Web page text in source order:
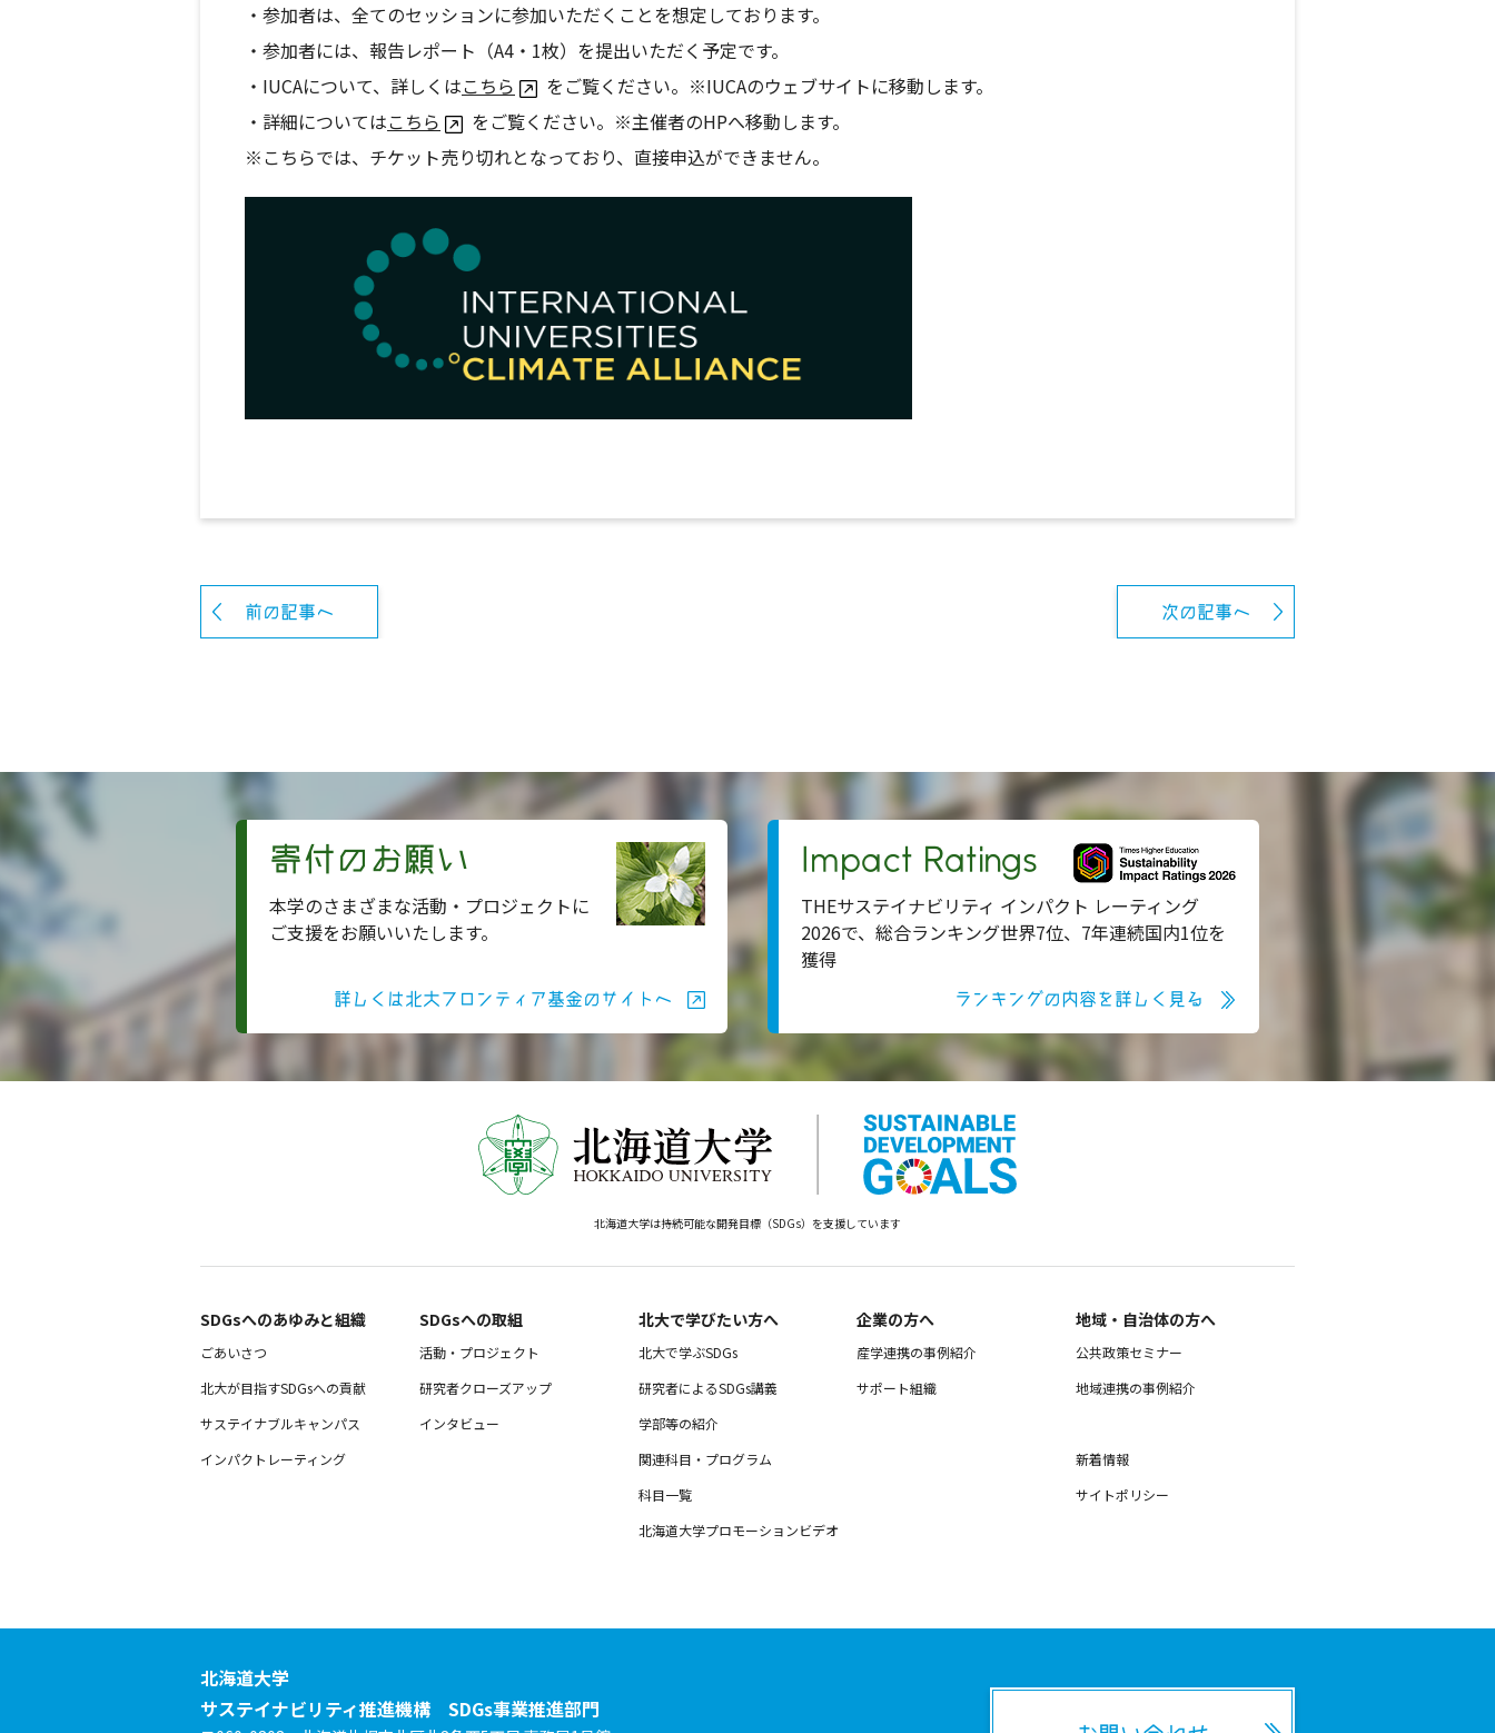
・参加者は、全てのセッションに参加いただくことを想定しております。
・参加者には、報告レポート（A4・1枚）を提出いただく予定です。
・IUCAについて、詳しくはこちら
をご覧ください。※IUCAのウェブサイトに移動します。
・詳細についてはこちら
をご覧ください。※主催者のHPへ移動します。
※こちらでは、チケット売り切れとなっており、直接申込ができません。
前の記事へ 次の記事へ
寄付のお願い
本学のさまざまな活動・プロジェクトに
ご支援をお願いいたします。
詳しくは北大フロンティア基金のサイトへ
Impact Ratings
THEサステイナビリティ インパクト レーティング
2026で、総合ランキング世界7位、7年連続国内1位を
獲得
ランキングの内容を詳しく見る
北海道大学は持続可能な開発目標（SDGs）を支援しています
SDGsへのあゆみと組織 ​
ごあいさつ
北大が目指すSDGsへの貢献
サステイナブルキャンパス
インパクトレーティング
SDGsへの取組
活動・プロジェクト
研究者クローズアップ
インタビュー
北大で学びたい方へ
北大で学ぶSDGs
研究者によるSDGs講義
学部等の紹介
関連科目・プログラム
科目一覧
北海道大学プロモーションビデオ
企業の方へ
産学連携の事例紹介
サポート組織
地域・自治体の方へ
公共政策セミナー
地域連携の事例紹介
新着情報
サイトポリシー
北海道大学
サステイナビリティ推進機構 SDGs事業推進部門